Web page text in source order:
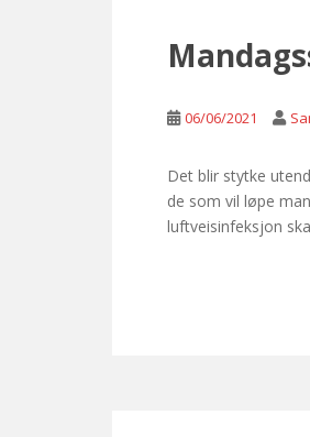
06/06/2021
Det blir stytke
de som vil løpe
luftveisinfeksjon